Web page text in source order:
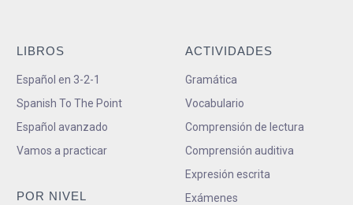
LIBROS
Español en 3-2-1
Spanish To The Point
Español avanzado
Vamos a practicar
POR NIVEL
ACTIVIDADES
Gramática
Vocabulario
Comprensión de lectura
Comprensión auditiva
Expresión escrita
Exámenes